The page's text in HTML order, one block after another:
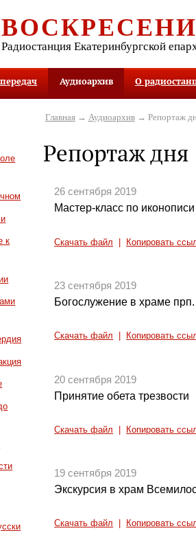
Радиостанция Екатеринбургской
Аудиоархив О
к
Главная→ Аудиоархив→ Репортаж
Репортаж дня
26 сентября 2019
Мастер-класс по иконописи
Скачать файл Копировать
23 сентября 2019
Богослужение в храме
Скачать файл Копировать
20 сентября 2019
Принятие обета трезвости
Скачать файл Копировать
19 сентября 2019
Экскурсия в храм
Скачать файл Копировать